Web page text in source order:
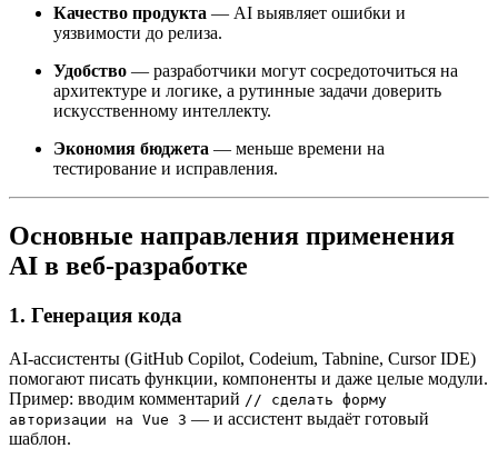
Качество продукта — AI выявляет ошибки и
уязвимости до релиза.
Удобство — разработчики могут сосредоточиться на
архитектуре и логике, а рутинные задачи доверить
искусственному интеллекту.
Экономия бюджета — меньше времени на
тестирование и исправления.
Основные направления применения
AI в веб-разработке
1. Генерация кода
AI-ассистенты (GitHub Copilot, Codeium, Tabnine, Cursor IDE)
помогают писать функции, компоненты и даже целые модули.
Пример: вводим комментарий // сделать форму
авторизации на Vue 3 — и ассистент выдаёт готовый
шаблон.